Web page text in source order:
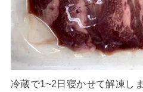
冷蔵で1~2日寝かせて解凍しま